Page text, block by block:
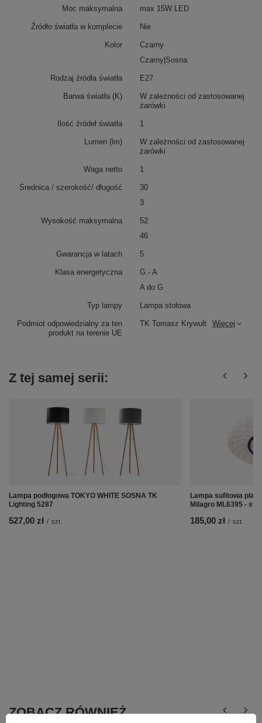
Podmiot odpowiedzialny za ten
produkt na terenie UE
TK Tomasz Krywult Więcej
Moc maksymalna max 15W LED
Źródło światła w komplecie Nie
Kolor
Czarny
Czarny|Sosna
Rodzaj źródła światła E27
Barwa światła (K)
W zależności od zastosowanej
żarówki
Ilość źródeł światła 1
Lumen (lm)
W zależności od zastosowanej
żarówki
Waga netto 1
Średnica / szerokość/ długość
30
3
Wysokość maksymalna
52
46
Gwarancja w latach 5
Klasa energetyczna
G - A
A do G
Typ lampy Lampa stołowa
Z tej samej serii:
Lampa podłogowa TOKYO WHITE SOSNA TK
Lighting 5287
527,00 zł / szt.
Lampa sufitowa
Milagro ML6395 -
185,00 zł / szt.
ZOBACZ RÓWNIEŻ